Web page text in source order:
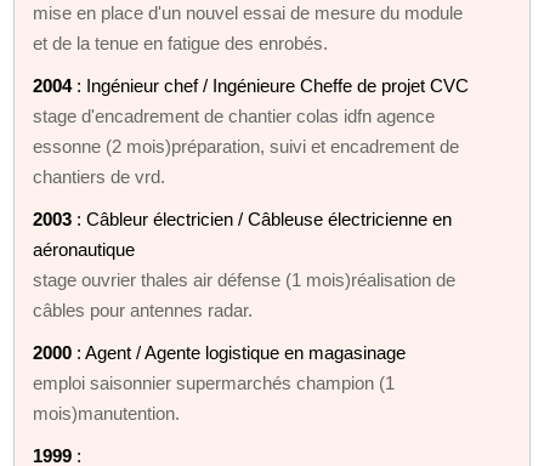
mise en place d'un nouvel essai de mesure du module
et de la tenue en fatigue des enrobés.
2004: Ingénieur chef / Ingénieure Cheffe de projet CVC
stage d'encadrement de chantier colas idfn agence
essonne (2 mois)préparation, suivi et encadrement de
chantiers de vrd.
2003 : Câbleur électricien / Câbleuse électricienne en
aéronautique
stage ouvrier thales air défense (1 mois)réalisation de
câbles pour antennes radar.
2000 : Agent / Agente logistique en magasinage
emploi saisonnier supermarchés champion (1
mois)manutention.
1999 :